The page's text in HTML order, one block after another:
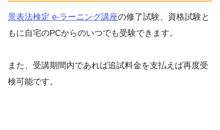
景表法検定 e-ラーニング講座の修了試験、資格試験と
もに自宅のPCからのいつでも受験できます。
また、受講期間内であれば追試料金を支払えば再度受
検可能です。